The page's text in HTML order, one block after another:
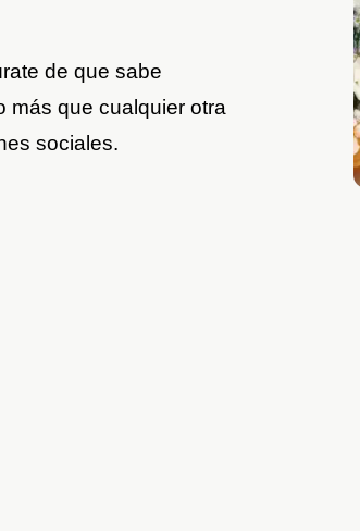
de que sabe
más que cualquier otra
sociales.